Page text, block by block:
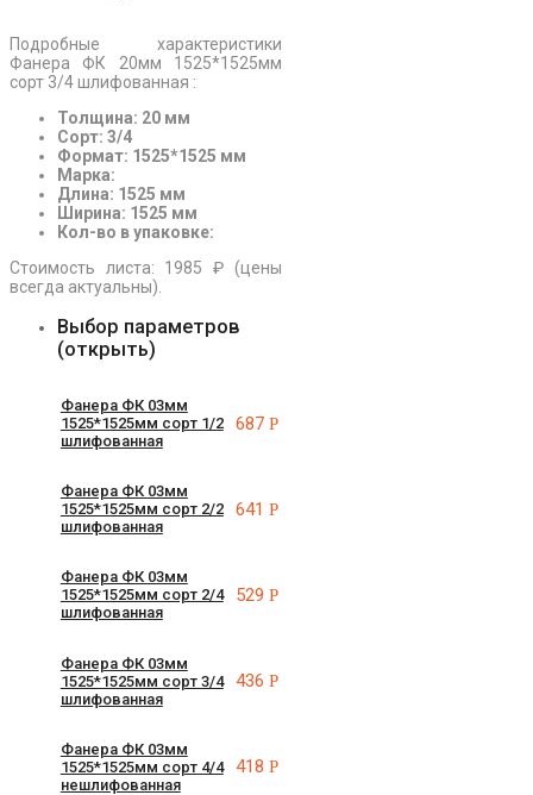
Подробные характеристики
Фанера ФК 20мм 1525*1525мм
сорт 3/4 шлифованная :
Толщина: 20 мм
Сорт: 3/4
Формат: 1525*1525 мм
Марка:
Длина: 1525 мм
Ширина: 1525 мм
Кол-во в упаковке:
Стоимость листа: 1985 ₽ (цены
всегда актуальны).
Выбор параметров
(открыть)
Фанера ФК 03мм
1525*1525мм сорт 1/2
шлифованная
687Р
Фанера ФК 03мм
1525*1525мм сорт 2/2
шлифованная
641Р
Фанера ФК 03мм
1525*1525мм сорт 2/4
шлифованная
529Р
Фанера ФК 03мм
1525*1525мм сорт 3/4
шлифованная
436Р
Фанера ФК 03мм
1525*1525мм сорт 4/4
нешлифованная
418Р